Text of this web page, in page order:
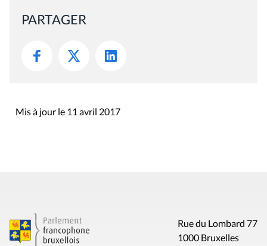
PARTAGER
Mis à jour le 11 avril 2017
Rue du Lombard 77
1000 Bruxelles